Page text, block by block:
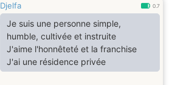
Djelfa 0.7
Je suis une personne simple,
humble, cultivée et instruite
J'aime l'honnêteté et la franchise
J'ai une résidence privée